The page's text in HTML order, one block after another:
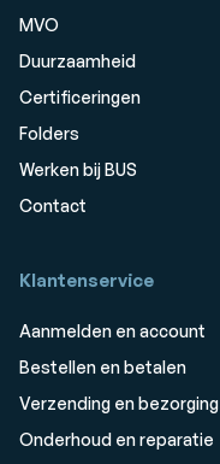
MVO
Duurzaamheid
Certificeringen
Folders
Werken bij BUS
Contact
Klantenservice
Aanmelden en account
Bestellen en betalen
Verzending en bezorging
Onderhoud en reparatie